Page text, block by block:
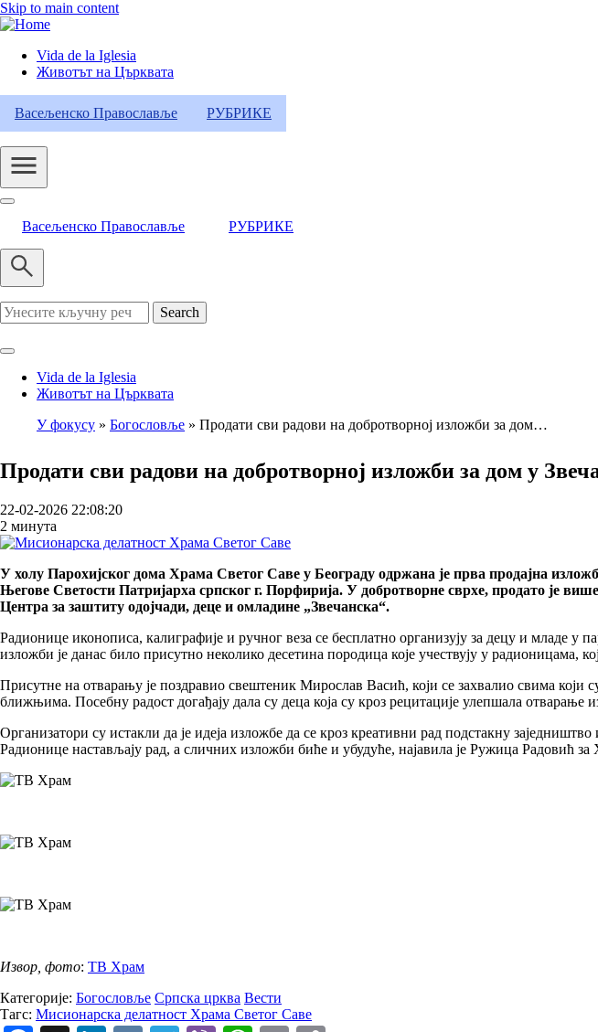
Skip to main content
Header
Category
Menu
Vida de la Iglesia
Животът на Църквата
Васељенско Православље РУБРИКЕ
Васељенско Православље РУБРИКЕ
Search
Vida de la Iglesia
Животът на Църквата
У фокусу Богословље Продати сви радови на добротворној изложби за дом…
Продати сви радови на добротворној изложби за дом у
22-02-2026 22:08:20
2 минута
У холу Парохијског дома Храма Светог Саве у Београду oдржана је прва продајна
Његове Светости Патријарха српског г. Порфиријa. У добротворне сврхе, продато је
Центра за заштиту одојчади, деце и омладине „Звечанска“.
Радионице иконописа, калиграфије и ручног веза се бесплатно организују за децу и младе
изложби је данас било присутно неколико десетина породица које учествују у радионицама,
Присутне на отварању је поздравио свештеник Мирослав Васић, који се захвалио свима
ближњима. Посебну радост догађају дала су деца која су кроз рецитације улепшала отварање
Организатори су истакли да је идеја изложбе да се кроз креативни рад подстакну
Радионице настављају рад, а сличних изложби биће и убудуће, најавила је Ружица Радовић за
Извор, фото: ТВ Храм
Категорије: Богословље Српска црква Вести
Тагс: Мисионарска делатност Храма Светог Саве